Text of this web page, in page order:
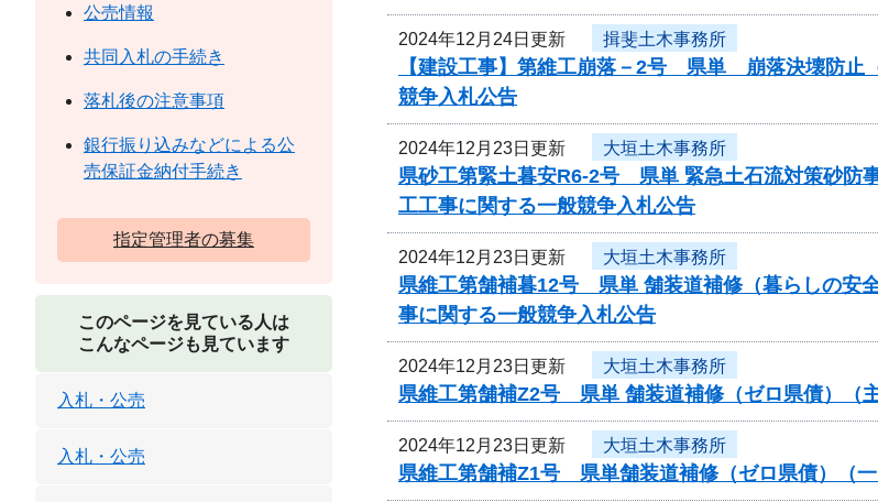
2024年12月24日更新 揖斐土木事務所
【建設工事】第維工崩落－2号 県単 崩落決壊防止
競争入札公告
2024年12月23日更新 大垣土木事務所
県砂工第緊土暮安R6-2号 県単 緊急土石流対策砂防
工工事に関する一般競争入札公告
2024年12月23日更新 大垣土木事務所
県維工第舗補暮12号 県単 舗装道補修（暮らしの安
事に関する一般競争入札公告
2024年12月23日更新 大垣土木事務所
県維工第舗補Z2号 県単 舗装道補修（ゼロ県債）（
2024年12月23日更新 大垣土木事務所
県維工第舗補Z1号 県単舗装道補修（ゼロ県債）（
公売情報
共同入札の手続き
落札後の注意事項
銀行振り込みなどによる公
売保証金納付手続き
指定管理者の募集
このページを見ている人は
こんなページも見ています
入札・公売
入札・公売